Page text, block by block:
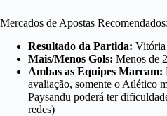
Mercados de Apostas Recomendados:
Resultado da Partida: Vitória
Mais/Menos Gols: Menos de
Ambas as Equipes Marcam:
avaliação, somente o Atlético
Paysandu poderá ter
redes)